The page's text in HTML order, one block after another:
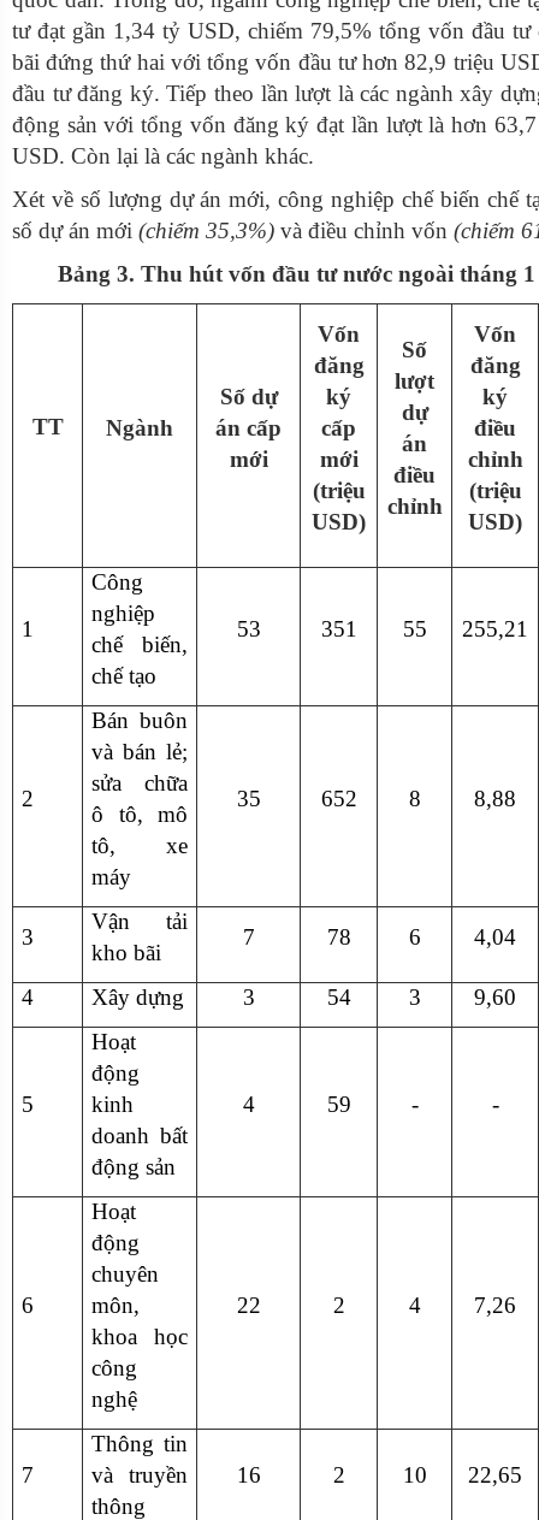
tư đạt gần 1,34 tỷ USD, chiếm 79,5% tổng vốn đầu
bãi đứng thứ hai với tổng vốn đầu tư hơn 82,9 triệu
đầu tư đăng ký. Tiếp theo lần lượt là các ngành xây
động sản với tổng vốn đăng ký đạt lần lượt là hơn
USD. Còn lại là các ngành khác.
Xét về số lượng dự án mới, công nghiệp chế biến chế
số dự án mới (chiếm 35,3%) và điều chỉnh vốn (chiếm
Bảng 3. Thu hút vốn đầu tư nước ngoài tháng
TT Ngành
Số dự
án cấp
mới
Vốn
đăng
ký
cấp
mới
(triệu
USD)
Số
lượt
dự
án
điều
chỉnh
Vốn
đăng
ký
điều
chỉnh
(triệu
USD)
1
Công
nghiệp
chế biến,
chế tạo
53 351 55 255,21
2
Bán buôn
và bán lẻ;
sửa chữa
ô tô, mô
tô, xe
máy
35 652 8 8,88
3
Vận tải
kho bãi
7 78 6 4,04
4 Xây dựng 3 54 3 9,60
5
Hoạt
động
kinh
doanh bất
động sản
4 59 - -
6
Hoạt
động
chuyên
môn,
khoa học
công
nghệ
22 2 4 7,26
7
Thông tin
và truyền
thông
16 2 10 22,65